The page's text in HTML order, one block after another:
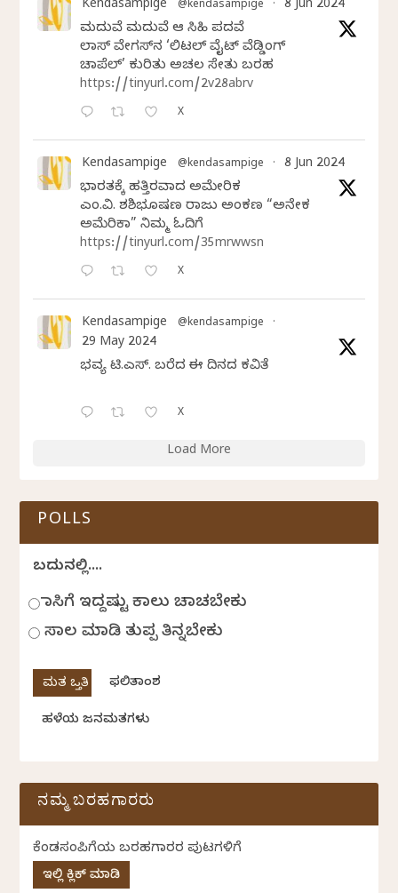
Kendasampige @kendasampige · 8 Jun 2024
ಮದುವೆ ಮದುವೆ ಆ ಸಿಹಿ ಪದವೆ
ಲಾಸ್‌ ವೇಗಸ್‌ನ ‘ಲಿಟಲ್ ವೈಟ್ ವೆಡ್ಡಿಂಗ್
ಚಾಪೆಲ್’ ಕುರಿತು ಅಚಲ ಸೇತು ಬರಹ
https://tinyurl.com/2v28abrv
X
Kendasampige @kendasampige · 8 Jun 2024
ಭಾರತಕ್ಕೆ ಹತ್ತಿರವಾದ ಅಮೇರಿಕ
ಎಂ.ವಿ. ಶಶಿಭೂಷಣ ರಾಜು ಅಂಕಣ “ಅನೇಕ
ಅಮೆರಿಕಾ” ನಿಮ್ಮ ಓದಿಗೆ
https://tinyurl.com/35mrwwsn
X
Kendasampige @kendasampige ·
29 May 2024
ಭವ್ಯ ಟಿ.ಎಸ್. ಬರೆದ ಈ ದಿನದ ಕವಿತೆ
X
Load More
POLLS
ಬದುಕಿನಲ್ಲಿ....
ಹಾಸಿಗೆ ಇದ್ದಷ್ಟು ಕಾಲು ಚಾಚಬೇಕು
ಸಾಲ ಮಾಡಿ ತುಪ್ಪ ತಿನ್ನಬೇಕು
ಫಲಿತಾಂಶ
ಹಳೆಯ ಜನಮತಗಳು
ನಮ್ಮ ಬರಹಗಾರರು
ಕೆಂಡಸಂಪಿಗೆಯ ಬರಹಗಾರರ ಪುಟಗಳಿಗೆ
ಇಲ್ಲಿ ಕ್ಲಿಕ್ ಮಾಡಿ